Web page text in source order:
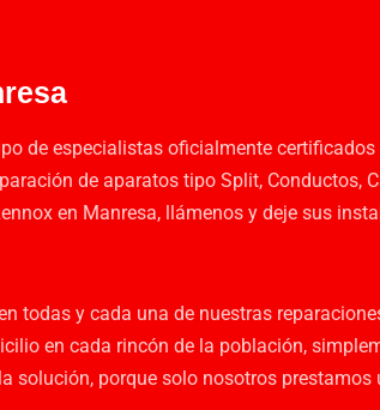
de especialistas oficialmente
de aparatos tipo Split, Conductos,
en Manresa, llámenos y deje sus
todas y cada una de nuestras
en cada rincón de la población,
solución, porque solo nosotros